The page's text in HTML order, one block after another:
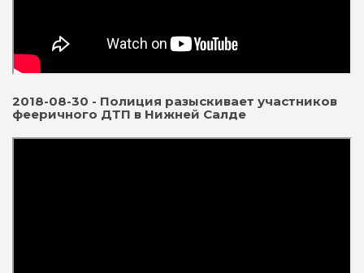
2018-08-30 - Полиция разыскивает участников
фееричного ДТП в Нижней Салде